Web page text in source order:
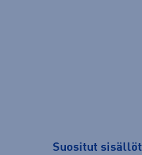
Suositut sisällöt